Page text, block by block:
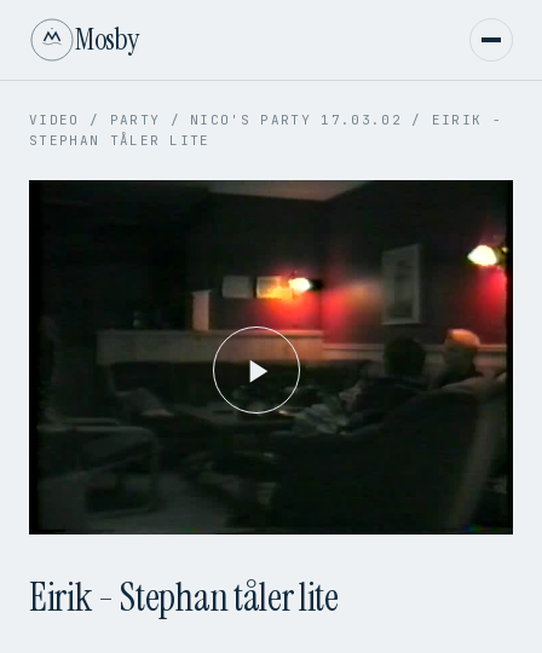
Mosby
VIDEO / PARTY / NICO'S PARTY 17.03.02 / EIRIK -
STEPHAN TÅLER LITE
Play
Video
Eirik - Stephan tåler lite